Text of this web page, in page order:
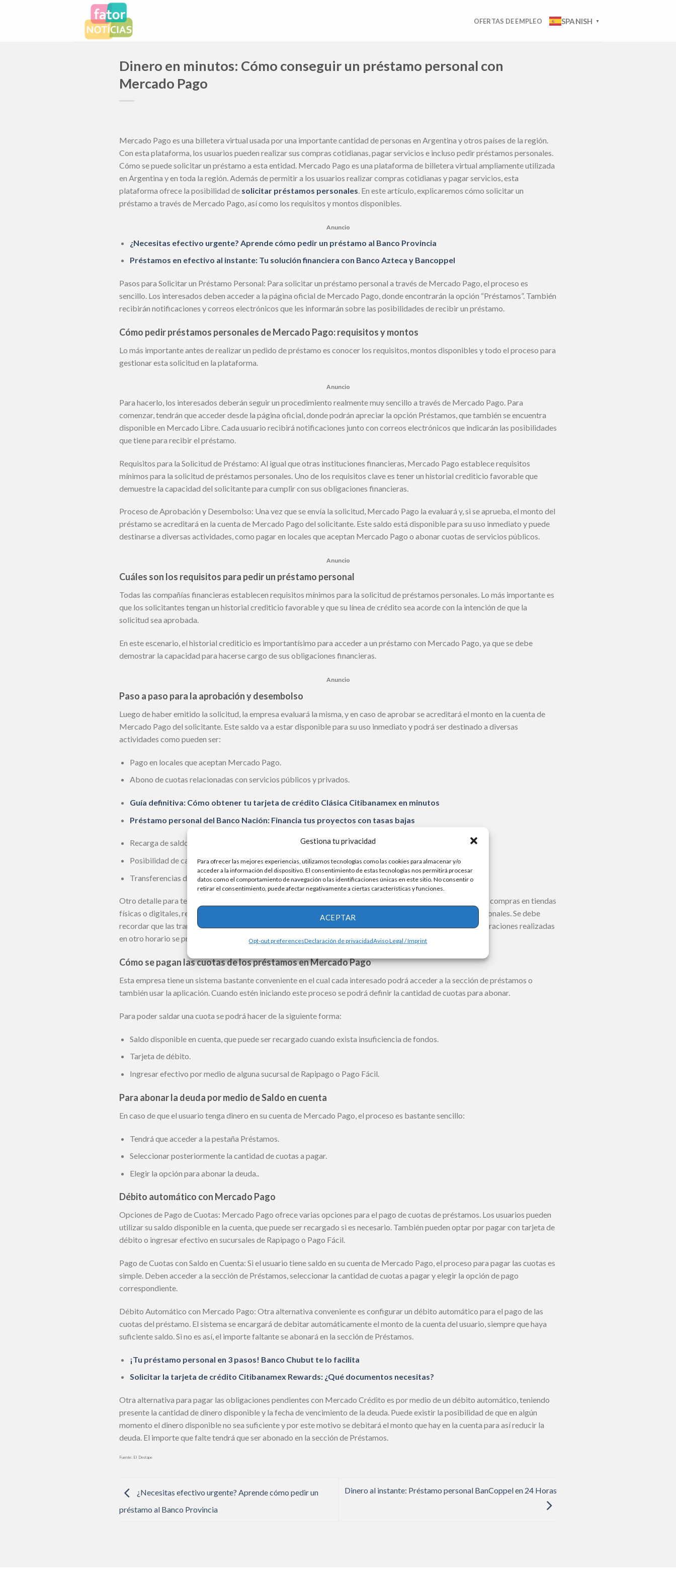
Gestiona tu privacidad
Para ofrecer las mejores experiencias, utilizamos tecnologías como las cookies para almacenar y/o
acceder a la información del dispositivo. El consentimiento de estas tecnologías nos permitirá procesar
datos como el comportamiento de navegación o las identificaciones únicas en este sitio. No consentir o
retirar el consentimiento, puede afectar negativamente a ciertas características y funciones.
ACEPTAR
Opt-out preferencesDeclaración de privacidadAviso Legal / Imprint
OFERTAS DE EMPLEO SPANISH ▼
Dinero en minutos: Cómo conseguir un préstamo personal con
Mercado Pago
Mercado Pago es una billetera virtual usada por una importante cantidad de personas en Argentina y otros países de la región.
Con esta plataforma, los usuarios pueden realizar sus compras cotidianas, pagar servicios e incluso pedir préstamos personales.
Cómo se puede solicitar un préstamo a esta entidad. Mercado Pago es una plataforma de billetera virtual ampliamente utilizada
en Argentina y en toda la región. Además de permitir a los usuarios realizar compras cotidianas y pagar servicios, esta
plataforma ofrece la posibilidad de solicitar préstamos personales. En este artículo, explicaremos cómo solicitar un
préstamo a través de Mercado Pago, así como los requisitos y montos disponibles.
Anuncio
¿Necesitas efectivo urgente? Aprende cómo pedir un préstamo al Banco Provincia
Préstamos en efectivo al instante: Tu solución financiera con Banco Azteca y Bancoppel
Pasos para Solicitar un Préstamo Personal: Para solicitar un préstamo personal a través de Mercado Pago, el proceso es
sencillo. Los interesados deben acceder a la página oficial de Mercado Pago, donde encontrarán la opción “Préstamos”. También
recibirán notificaciones y correos electrónicos que les informarán sobre las posibilidades de recibir un préstamo.
Cómo pedir préstamos personales de Mercado Pago: requisitos y montos
Lo más importante antes de realizar un pedido de préstamo es conocer los requisitos, montos disponibles y todo el proceso para
gestionar esta solicitud en la plataforma.
Anuncio
Para hacerlo, los interesados deberán seguir un procedimiento realmente muy sencillo a través de Mercado Pago. Para
comenzar, tendrán que acceder desde la página oficial, donde podrán apreciar la opción Préstamos, que también se encuentra
disponible en Mercado Libre. Cada usuario recibirá notificaciones junto con correos electrónicos que indicarán las posibilidades
que tiene para recibir el préstamo.
Requisitos para la Solicitud de Préstamo: Al igual que otras instituciones financieras, Mercado Pago establece requisitos
mínimos para la solicitud de préstamos personales. Uno de los requisitos clave es tener un historial crediticio favorable que
demuestre la capacidad del solicitante para cumplir con sus obligaciones financieras.
Proceso de Aprobación y Desembolso: Una vez que se envía la solicitud, Mercado Pago la evaluará y, si se aprueba, el monto del
préstamo se acreditará en la cuenta de Mercado Pago del solicitante. Este saldo está disponible para su uso inmediato y puede
destinarse a diversas actividades, como pagar en locales que aceptan Mercado Pago o abonar cuotas de servicios públicos.
Anuncio
Cuáles son los requisitos para pedir un préstamo personal
Todas las compañías financieras establecen requisitos mínimos para la solicitud de préstamos personales. Lo más importante es
que los solicitantes tengan un historial crediticio favorable y que su línea de crédito sea acorde con la intención de que la
solicitud sea aprobada.
En este escenario, el historial crediticio es importantísimo para acceder a un préstamo con Mercado Pago, ya que se debe
demostrar la capacidad para hacerse cargo de sus obligaciones financieras.
Anuncio
Paso a paso para la aprobación y desembolso
Luego de haber emitido la solicitud, la empresa evaluará la misma, y en caso de aprobar se acreditará el monto en la cuenta de
Mercado Pago del solicitante. Este saldo va a estar disponible para su uso inmediato y podrá ser destinado a diversas
actividades como pueden ser:
Pago en locales que aceptan Mercado Pago.
Abono de cuotas relacionadas con servicios públicos y privados.
Guía definitiva: Cómo obtener tu tarjeta de crédito Clásica Citibanamex en minutos
Préstamo personal del Banco Nación: Financia tus proyectos con tasas bajas
Recarga de saldo para telefonía prepagada.
Posibilidad de cargar la tarjeta SUBE.
Transferencias de dinero a otros contactos.
Otro detalle para tener en cuenta es que los titulares de esta billetera virtual también pueden beneficiarse en compras en tiendas
físicas o digitales, retiro de dinero en cajeros automáticos y transferencias a cuentas sin algunos costos adicionales. Se debe
recordar que las transferencias realizadas antes de las 15 se acreditarán en el momento, mientras que las operaciones realizadas
en otro horario se procesarán en plazo de un día hábil.
Cómo se pagan las cuotas de los préstamos en Mercado Pago
Esta empresa tiene un sistema bastante conveniente en el cual cada interesado podrá acceder a la sección de préstamos o
también usar la aplicación. Cuando estén iniciando este proceso se podrá definir la cantidad de cuotas para abonar.
Para poder saldar una cuota se podrá hacer de la siguiente forma:
Saldo disponible en cuenta, que puede ser recargado cuando exista insuficiencia de fondos.
Tarjeta de débito.
Ingresar efectivo por medio de alguna sucursal de Rapipago o Pago Fácil.
Para abonar la deuda por medio de Saldo en cuenta
En caso de que el usuario tenga dinero en su cuenta de Mercado Pago, el proceso es bastante sencillo:
Tendrá que acceder a la pestaña Préstamos.
Seleccionar posteriormente la cantidad de cuotas a pagar.
Elegir la opción para abonar la deuda..
Débito automático con Mercado Pago
Opciones de Pago de Cuotas: Mercado Pago ofrece varias opciones para el pago de cuotas de préstamos. Los usuarios pueden
utilizar su saldo disponible en la cuenta, que puede ser recargado si es necesario. También pueden optar por pagar con tarjeta de
débito o ingresar efectivo en sucursales de Rapipago o Pago Fácil.
Pago de Cuotas con Saldo en Cuenta: Si el usuario tiene saldo en su cuenta de Mercado Pago, el proceso para pagar las cuotas es
simple. Deben acceder a la sección de Préstamos, seleccionar la cantidad de cuotas a pagar y elegir la opción de pago
correspondiente.
Débito Automático con Mercado Pago: Otra alternativa conveniente es configurar un débito automático para el pago de las
cuotas del préstamo. El sistema se encargará de debitar automáticamente el monto de la cuenta del usuario, siempre que haya
suficiente saldo. Si no es así, el importe faltante se abonará en la sección de Préstamos.
¡Tu préstamo personal en 3 pasos! Banco Chubut te lo facilita
Solicitar la tarjeta de crédito Citibanamex Rewards: ¿Qué documentos necesitas?
Otra alternativa para pagar las obligaciones pendientes con Mercado Crédito es por medio de un débito automático, teniendo
presente la cantidad de dinero disponible y la fecha de vencimiento de la deuda. Puede existir la posibilidad de que en algún
momento el dinero disponible no sea suficiente y por este motivo se debitará el monto que hay en la cuenta para así reducir la
deuda. El importe que falte tendrá que ser abonado en la sección de Préstamos.
Fuente: El Destape
¿Necesitas efectivo urgente? Aprende cómo pedir un
préstamo al Banco Provincia
Dinero al instante: Préstamo personal BanCoppel en 24 Horas